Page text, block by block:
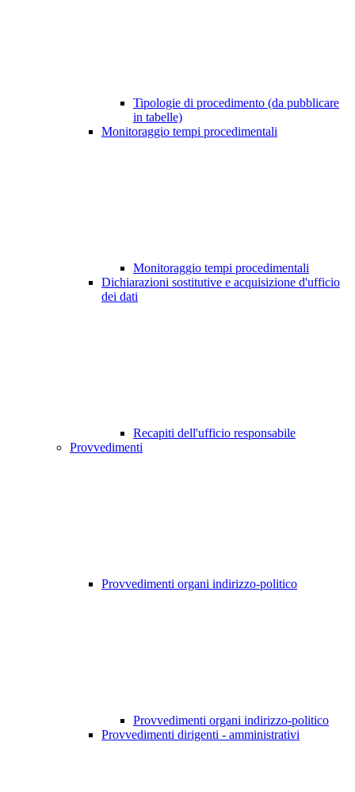
Tipologie di procedimento (da pubblicare
in tabelle)
Monitoraggio tempi procedimentali
Monitoraggio tempi procedimentali
Dichiarazioni sostitutive e acquisizione d'ufficio
dei dati
Recapiti dell'ufficio responsabile
Provvedimenti
Provvedimenti organi indirizzo-politico
Provvedimenti organi indirizzo-politico
Provvedimenti dirigenti - amministrativi